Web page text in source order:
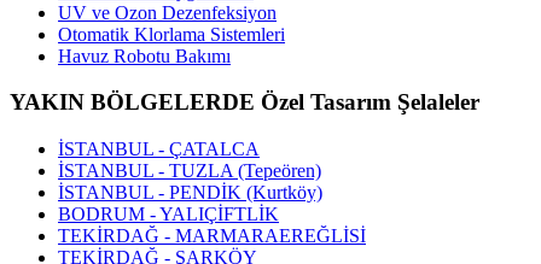
UV ve Ozon Dezenfeksiyon
Otomatik Klorlama Sistemleri
Havuz Robotu Bakımı
YAKIN BÖLGELERDE Özel Tasarım Şelaleler
İSTANBUL - ÇATALCA
İSTANBUL - TUZLA (Tepeören)
İSTANBUL - PENDİK (Kurtköy)
BODRUM - YALIÇİFTLİK
TEKİRDAĞ - MARMARAEREĞLİSİ
TEKİRDAĞ - ŞARKÖY